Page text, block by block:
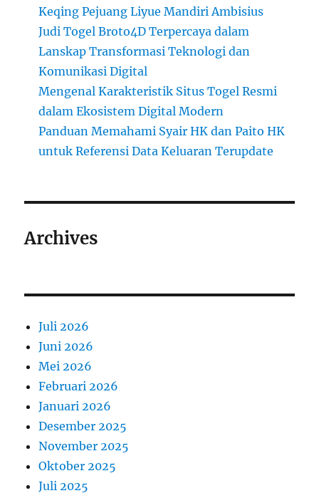
Keqing Pejuang Liyue Mandiri Ambisius
Judi Togel Broto4D Terpercaya dalam
Lanskap Transformasi Teknologi dan
Komunikasi Digital
Mengenal Karakteristik Situs Togel Resmi
dalam Ekosistem Digital Modern
Panduan Memahami Syair HK dan Paito HK
untuk Referensi Data Keluaran Terupdate
Archives
Juli 2026
Juni 2026
Mei 2026
Februari 2026
Januari 2026
Desember 2025
November 2025
Oktober 2025
Juli 2025